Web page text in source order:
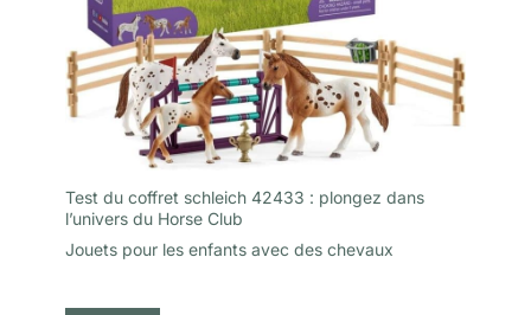
Test du coffret schleich 42433 : plongez dans
l’univers du Horse Club
Jouets pour les enfants avec des chevaux